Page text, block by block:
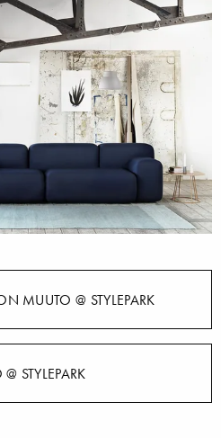
MUUTO @ STYLEPARK
STYLEPARK